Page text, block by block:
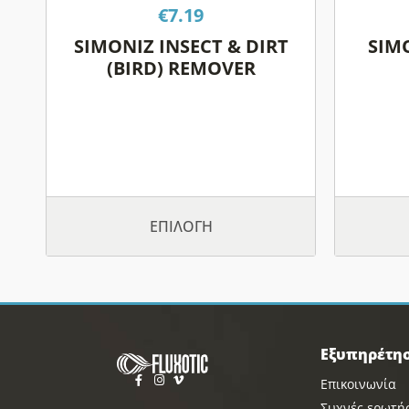
€7.19
SIMONIZ INSECT & DIRT
(BIRD) REMOVER
ΕΠΙΛΟΓΉ
επιλεγούν
στη
σελίδα
Επικοινωνία